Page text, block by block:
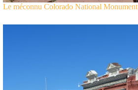
Le méconnu Colorado National Monument